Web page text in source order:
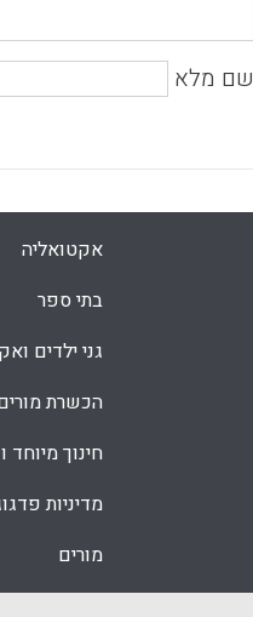
שם מלא
אקטואליה
בתי ספר
גני ילדים
הכשרת
חינוך מיוחד
מדיניות
מורים